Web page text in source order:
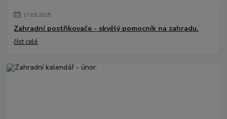
17.05.2025
Zahradní postřikovače - skvělý pomocník na zahradu.
číst celé